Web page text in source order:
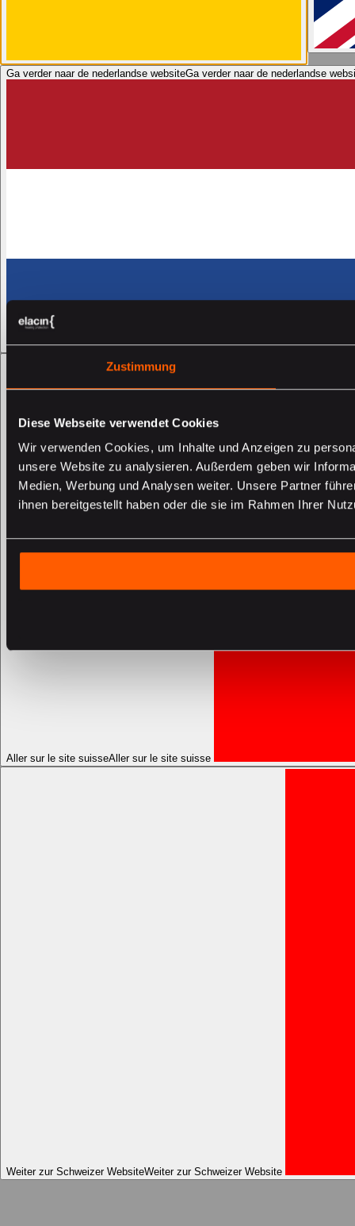
Zustimmung
Diese Webseite verwendet Cookies
Wir verwenden Cookies, um Inhalte und Anzeigen zu
unsere Website zu analysieren. Außerdem geben wir
Medien, Werbung und Analysen weiter. Unsere Partner
ihnen bereitgestellt haben oder die sie im Rahmen Ihrer
Ga verder naar de nederlandse websiteGa verder naar de nederlandse
Aller sur le site suisseAller sur le site suisse
Weiter zur Schweizer WebsiteWeiter zur Schweizer Website